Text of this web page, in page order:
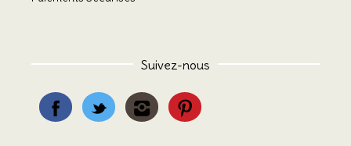
Suivez-nous